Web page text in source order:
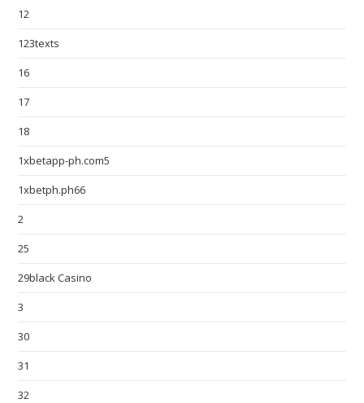
12
123texts
16
17
18
1xbetapp-ph.com5
1xbetph.ph66
2
25
29black Casino
3
30
31
32